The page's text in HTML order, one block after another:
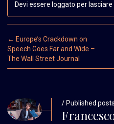
Devi essere loggato per
Post navigation
← Europe’s Crackdown on
Speech Goes Far and Wide –
The Wall Street Journal
/ Published